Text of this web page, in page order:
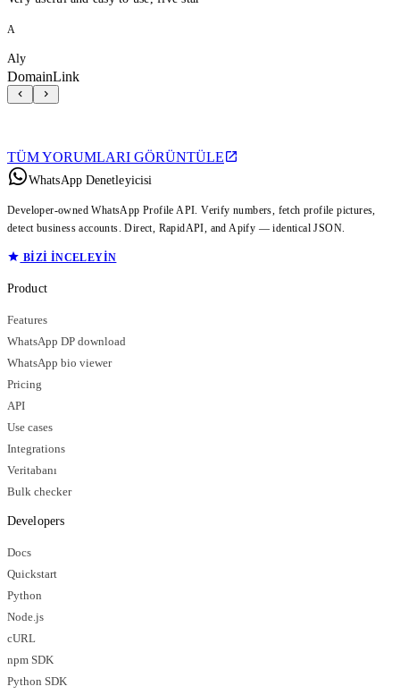
A
Aly
DomainLink
TÜM YORUMLARI GÖRÜNTÜLE
WhatsApp Denetleyicisi
Developer-owned WhatsApp Profile API. Verify numbers, fetch profile pictures,
detect business accounts. Direct, RapidAPI, and Apify — identical JSON.
BIZI INCELEYIN
Product
Features
WhatsApp DP download
WhatsApp bio viewer
Pricing
API
Use cases
Integrations
Veritabanı
Bulk checker
Developers
Docs
Quickstart
Python
Node.js
cURL
npm SDK
Python SDK